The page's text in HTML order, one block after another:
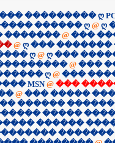
��������� ღ
������ ღ @ ღ
������� @ ���
@ ღ ���
ღ @ ღ ���
@ ���
ღ @ ���
MSN @ ���
@ ��� �����
������
�����
������
�������